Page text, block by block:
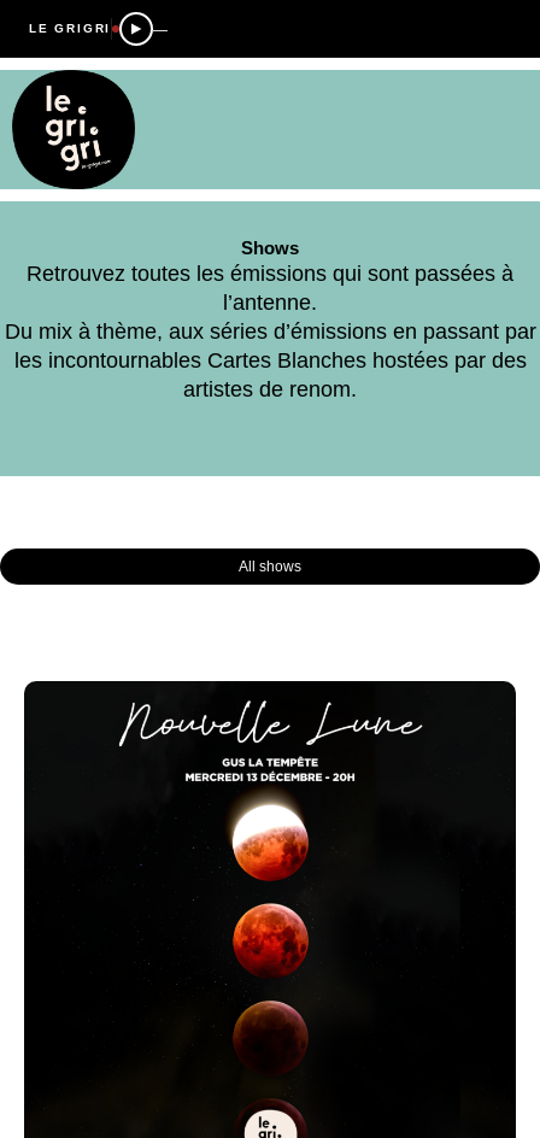
LE GRIGRI —
Shows
Retrouvez toutes les émissions qui sont passées à
l’antenne.
Du mix à thème, aux séries d’émissions en passant par
les incontournables Cartes Blanches hostées par des
artistes de renom.
All shows
PagePagePagePage Page